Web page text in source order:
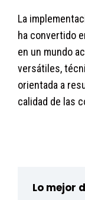
La
ha convertido
en un mundo
versátiles,
orientada a
calidad de las
Lo mejor